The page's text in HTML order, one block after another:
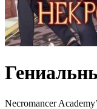
Necromancer